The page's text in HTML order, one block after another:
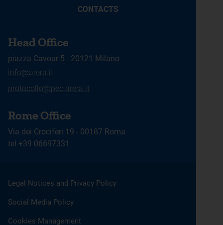
CONTACTS
Head Office
piazza Cavour 5 - 20121 Milano
info@arera.it
protocollo@pec.arera.it
Rome Office
Via dei Crociferi 19 - 00187 Roma
tel +39 06697331
Legal Notices and Privacy Policy
Social Media Policy
Cookies Management